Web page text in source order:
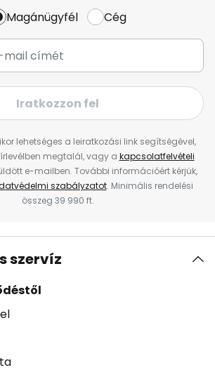
Magánügyfél Cég
Iratkozzon fel
lehetséges a leiratkozási link segítségével,
megtalál, vagy a kapcsolatfelvételi
e-mailben. További információért kérjük,
szabályzatot. Minimális rendelési
összeg 39 990 ft.
szervíz